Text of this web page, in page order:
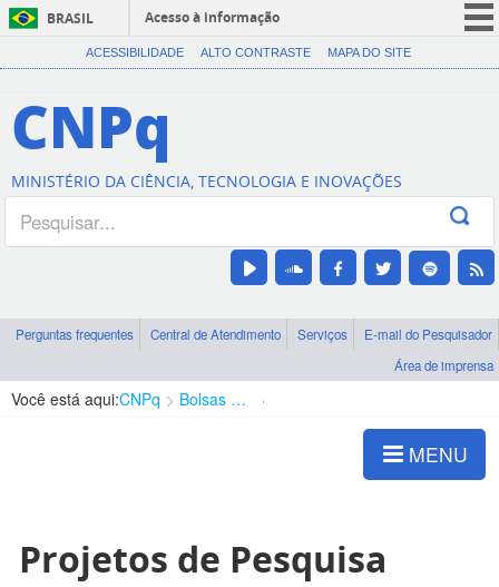
BRASIL
Acesso à informação
CORONAVÍRUS (COVID-19)
Canais
ACESSIBILIDADE ALTO CONTRASTE MAPA DO SITE
CNPq
MINISTÉRIO DA CIÊNCIA, TECNOLOGIA E INOVAÇÕES
Perguntas frequentes Central de Atendimento Serviços
E-mail do Pesquisador
Área de imprensa
Você está aqui:CNPq Bolsas e Auxílios Vigentes
MENU
Projetos de Pesquisa